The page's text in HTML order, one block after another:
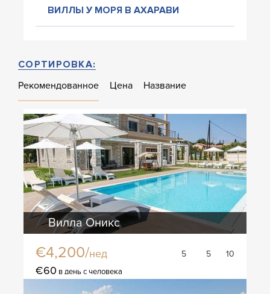
ВИЛЛЫ У МОРЯ В АХАРАВИ
СОРТИРОВКА:
Рекомендованное
Цена Название
Вилла Оникс
€4,200/нед 5 5 10
€60 в день с человека